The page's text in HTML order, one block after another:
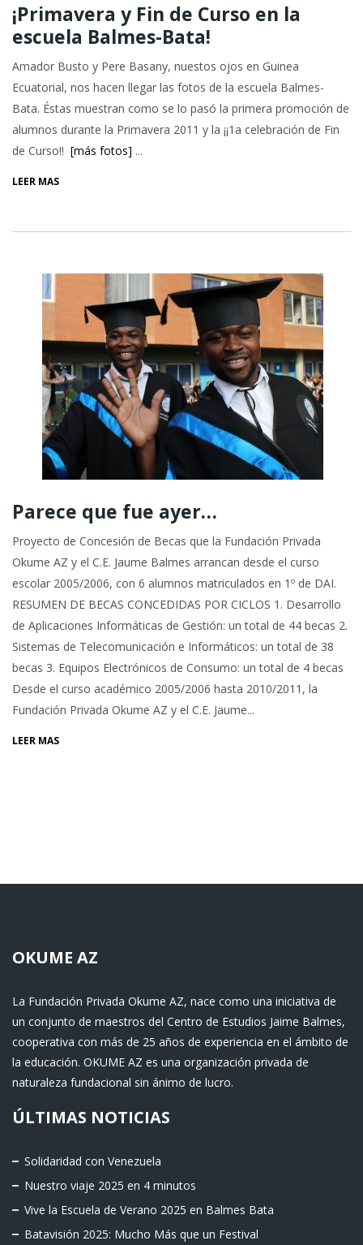
¡Primavera y Fin de Curso en la
escuela Balmes-Bata!
Amador Busto y Pere Basany, nuestos ojos en Guinea
Ecuatorial, nos hacen llegar las fotos de la escuela Balmes-
Bata. Éstas muestran como se lo pasó la primera promoción de
alumnos durante la Primavera 2011 y la ¡¡1a celebración de Fin
de Curso!! [más fotos] ...
LEER MÁS
Parece que fue ayer…
Proyecto de Concesión de Becas que la Fundación Privada
Okume AZ y el C.E. Jaume Balmes arrancan desde el curso
escolar 2005/2006, con 6 alumnos matriculados en 1º de DAI.
RESUMEN DE BECAS CONCEDIDAS POR CICLOS 1. Desarrollo
de Aplicaciones Informáticas de Gestión: un total de 44 becas 2.
Sistemas de Telecomunicación e Informáticos: un total de 38
becas 3. Equipos Electrónicos de Consumo: un total de 4 becas
Desde el curso académico 2005/2006 hasta 2010/2011, la
Fundación Privada Okume AZ y el C.E. Jaume...
LEER MÁS
OKUME AZ
La Fundación Privada Okume AZ, nace como una iniciativa de
un conjunto de maestros del Centro de Estudios Jaime Balmes,
cooperativa con más de 25 años de experiencia en el ámbito de
la educación. OKUME AZ es una organización privada de
naturaleza fundacional sin ánimo de lucro.
ÚLTIMAS NOTICIAS
Solidaridad con Venezuela
Nuestro viaje 2025 en 4 minutos
Vive la Escuela de Verano 2025 en Balmes Bata
Batavisión 2025: Mucho Más que un Festival